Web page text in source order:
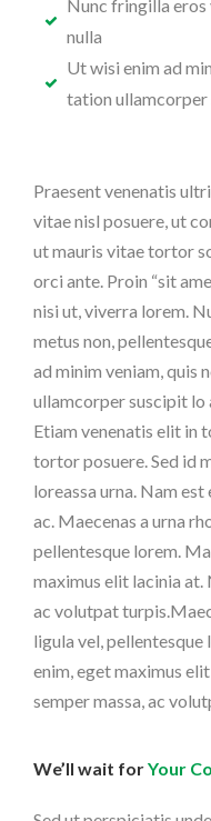
Nunc fringilla eros
nulla
Ut wisi enim ad
tation
Praesent venenatis
vitae nisl posuere, ut
ut mauris vitae tortor
orci ante. Proin “sit
nisi ut, viverra lorem.
metus non,
ad minim veniam, quis
ullamcorper suscipit lo
Etiam venenatis elit in
tortor posuere. Sed id
loreassa urna. Nam
ac. Maecenas a urna
pellentesque lorem.
maximus elit lacinia at.
ac volutpat
ligula vel,
enim, eget maximus
semper massa, ac
We’ll wait forYour